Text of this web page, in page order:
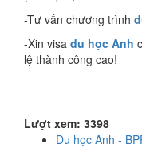
-Tư vấn chương trình
-Xin visa du học Anh
lệ thành công cao!
Lượt xem: 3398
Du học Anh -